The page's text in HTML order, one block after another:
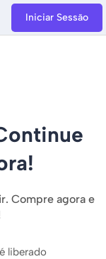
Iniciar Sessão
Compre agora e
liberado